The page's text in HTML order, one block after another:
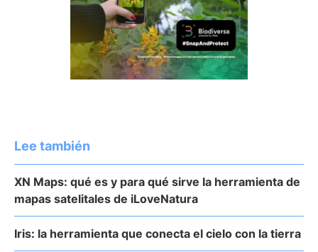
Lee también
XN Maps: qué es y para qué sirve la herramienta de
mapas satelitales de iLoveNatura
Iris: la herramienta que conecta el cielo con la tierra